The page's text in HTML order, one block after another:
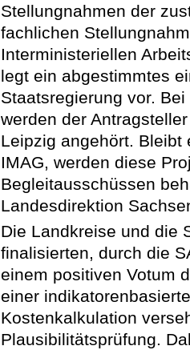
Stellungnahmen der
fachlichen
Interministeriellen
legt ein abgestimmtes
Staatsregierung vor.
werden der
Leipzig angehört. Bleibt
IMAG, werden diese
Begleitausschüssen
Landesdirektion
Die Landkreise und die
finalisierten, durch die
einem positiven Votum
einer
Kostenkalkulation
Plausibilitätsprüfung.